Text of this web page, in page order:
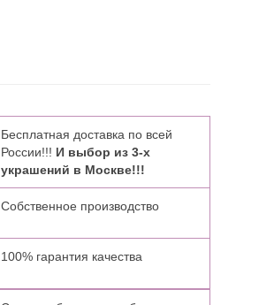
Бесплатная доставка по всей
России!!! И выбор из 3-х
украшений в Москве!!!
Собственное производство
100% гарантия качества